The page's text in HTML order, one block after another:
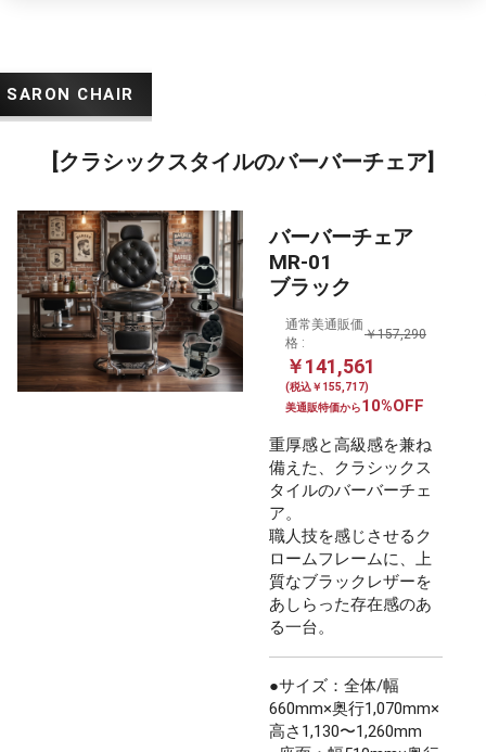
[クラシックスタイルのバーバーチェア]
バーバーチェア
MR-01
ブラック
通常美通販価
格 :
￥157,290
￥141,561
(税込￥155,717)
美通販特価から10%OFF
重厚感と高級感を兼ね
備えた、クラシックス
タイルのバーバーチェ
ア。
職人技を感じさせるク
ロームフレームに、上
質なブラックレザーを
あしらった存在感のあ
る一台。
●サイズ：全体/幅
660mm×奥行1,070mm×
高さ1,130〜1,260mm